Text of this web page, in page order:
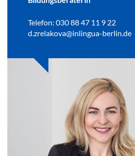
Telefon: 030 88 47 11 9 22
d.zrelakova@inlingua-berlin.de